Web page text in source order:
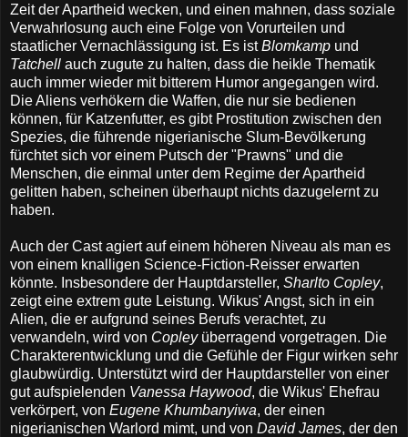
Zeit der Apartheid wecken, und einen mahnen, dass soziale
Verwahrlosung auch eine Folge von Vorurteilen und
staatlicher Vernachlässigung ist. Es istBlomkamp und
Tatchell auch zugute zu halten, dass die heikle Thematik
auch immer wieder mit bitterem Humor angegangen wird.
Die Aliens verhökern die Waffen, die nur sie bedienen
können, für Katzenfutter, es gibt Prostitution zwischen den
Spezies, die führende nigerianische Slum-Bevölkerung
fürchtet sich vor einem Putsch der "Prawns" und die
Menschen, die einmal unter dem Regime der Apartheid
gelitten haben, scheinen überhaupt nichts dazugelernt zu
haben.
Auch der Cast agiert auf einem höheren Niveau als man es
von einem knalligen Science-Fiction-Reisser erwarten
könnte. Insbesondere der Hauptdarsteller, Sharlto Copley,
zeigt eine extrem gute Leistung. Wikus' Angst, sich in ein
Alien, die er aufgrund seines Berufs verachtet, zu
verwandeln, wird von Copley überragend vorgetragen. Die
Charakterentwicklung und die Gefühle der Figur wirken sehr
glaubwürdig. Unterstützt wird der Hauptdarsteller von einer
gut aufspielenden Vanessa Haywood, die Wikus' Ehefrau
verkörpert, von Eugene Khumbanyiwa, der einen
nigerianischen Warlord mimt, und von David James, der den